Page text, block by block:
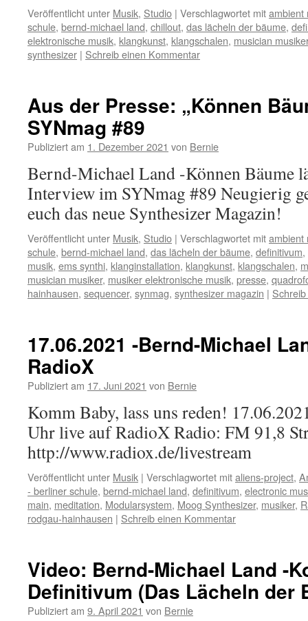
Veröffentlicht unter Musik, Studio | Verschlagwortet mitambient
schule, bernd-michael land, chillout, das lächeln der bäume,
elektronische musik, klangkunst, klangschalen, musician musiker
synthesizer | Schreib einen Kommentar
Aus der Presse: „Können
SYNmag #89
Publiziert am 1. Dezember 2021 von Bernie
Bernd-Michael Land -Können Bäume
Interview im SYNmag #89 Neugierig
euch das neue Synthesizer Magazin!
Veröffentlicht unter Musik, Studio | Verschlagwortet mitambient
schule, bernd-michael land, das lächeln der bäume, definitivum,
musik, ems synthi, klanginstallation, klangkunst, klangschalen,
musician musiker, musiker elektronische musik, presse,
hainhausen, sequencer, synmag, synthesizer magazin |
17.06.2021 -Bernd-Michael
RadioX
Publiziert am 17. Juni 2021 von Bernie
Komm Baby, lass uns reden!
Uhr live auf RadioX Radio: FM 91,8
http://www.radiox.de/livestream
Veröffentlicht unter Musik | Verschlagwortet mitaliens-project,
- berliner schule, bernd-michael land, definitivum, electronic
main, meditation, Modularsystem, Moog Synthesizer, musiker,
rodgau-hainhausen | Schreib einen Kommentar
Video: Bernd-Michael Land -
Definitivum (Das Lächeln der
Publiziert am 9. April 2021 von Bernie